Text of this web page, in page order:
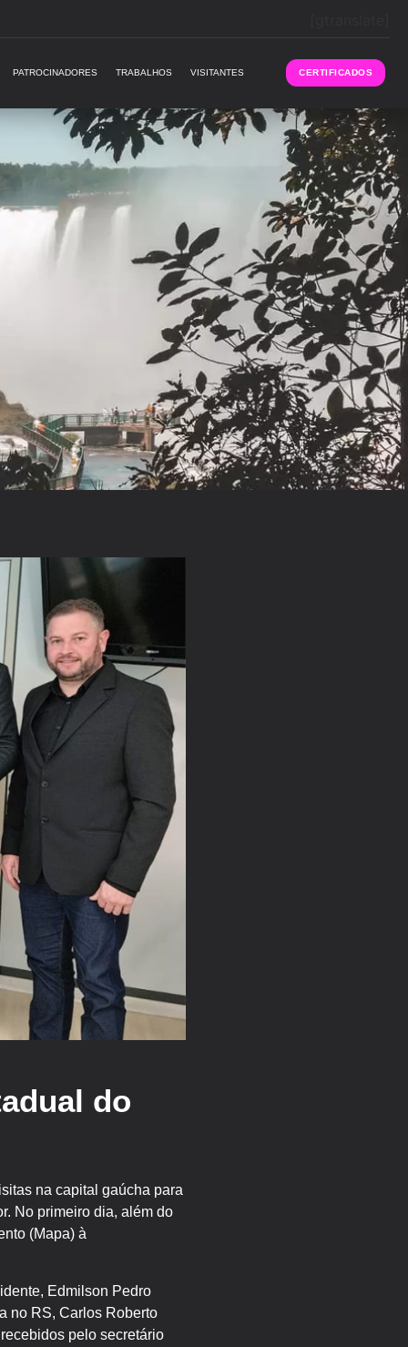
PATROCINADORES TRABALHOS VISITANTES CERTIFICADOS
do
na capital gaúcha para
No primeiro dia, além do
(Mapa) à
Edmilson Pedro
no RS, Carlos Roberto
pelo secretário